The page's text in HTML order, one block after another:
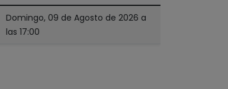
Domingo, 09 de Agosto de 2026 a
las 17:00